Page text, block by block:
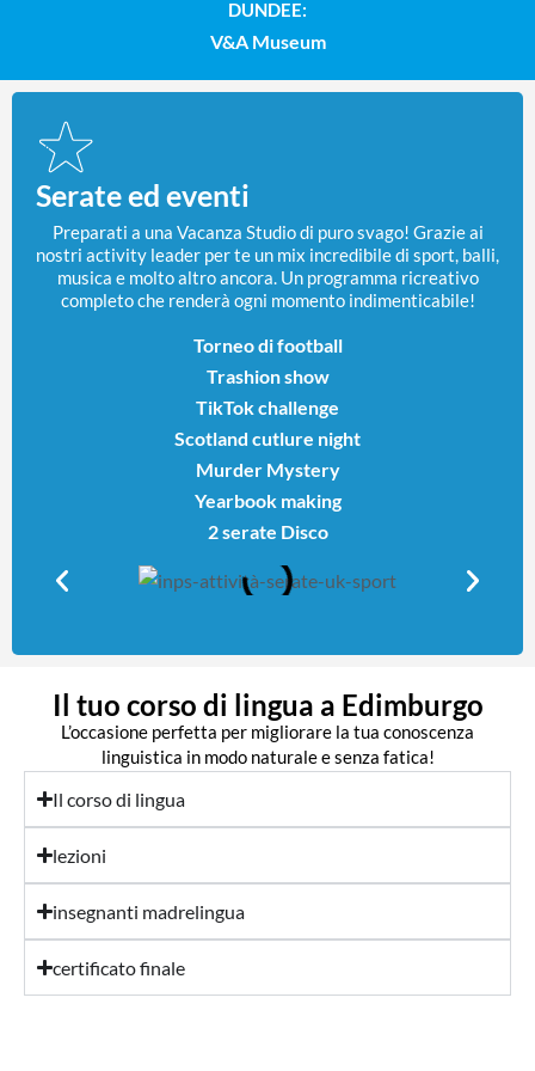
DUNDEE:
V&A Museum
Serate ed eventi
Preparati a una Vacanza Studio di puro svago! Grazie ai
nostri activity leader per te un mix incredibile di sport, balli,
musica e molto altro ancora. Un programma ricreativo
completo che renderà ogni momento indimenticabile!
Torneo di football
Trashion show
TikTok challenge
Scotland cutlure night
Murder Mystery
Yearbook making
2 serate Disco
Il tuo corso di lingua a Edimburgo
L’occasione perfetta per migliorare la tua conoscenza
linguistica in modo naturale e senza fatica!
Il corso di lingua
lezioni
insegnanti madrelingua
certificato finale